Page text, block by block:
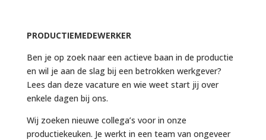
PRODUCTIEMEDEWERKER
Ben je op zoek naar een actieve baan in de productie
en wil je aan de slag bij een betrokken werkgever?
Lees dan deze vacature en wie weet start jij over
enkele dagen bij ons.
Wij zoeken nieuwe collega’s voor in onze
productiekeuken. Je werkt in een team van ongeveer